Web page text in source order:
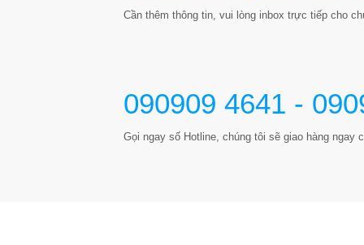
Cần thêm thông tin, vui lòng inbox trực tiếp cho
090909 4641 -
Gọi ngay số Hotline, chúng tôi sẽ giao hàng ngay